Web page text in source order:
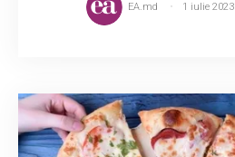
EA.md 1 iulie 2023